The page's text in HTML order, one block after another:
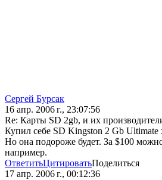
Сергей Бурсак
16 апр. 2006 г., 23:07:56
Re: Карты SD 2gb, и их
Купил себе SD Kingston 2 Gb Ultimate
Но она подороже будет. За $100
например.
ОтветитьЦитироватьПоделиться
17 апр. 2006 г., 00:12:36